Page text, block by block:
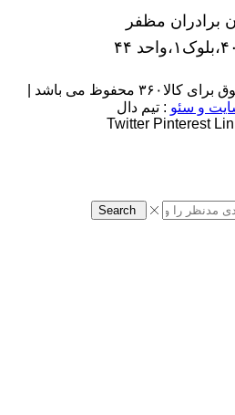
برادران مظفر
و سئو : تیم دال
Twitter Pinterest
Search